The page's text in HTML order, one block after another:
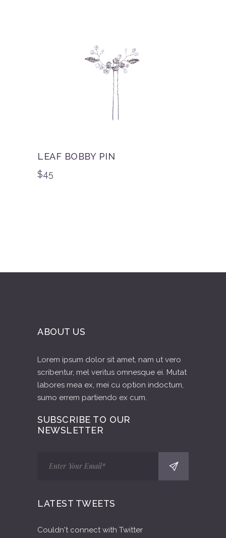
LEAF BOBBY PIN
$45
ABOUT US
Lorem ipsum dolor sit amet, nam ut vero
scribentur, mel veritus omnesque ei. Mutat
labores mea ex, mei cu option indoctum,
sumo errem partiendo ex cum.
SUBSCRIBE TO OUR
NEWSLETTER
LATEST TWEETS
Couldn't connect with Twitter